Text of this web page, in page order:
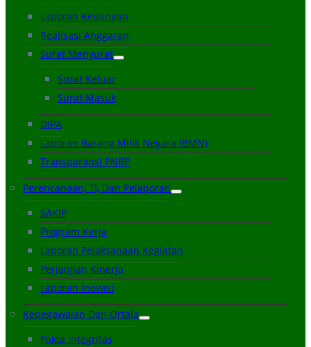
Laporan Keuangan
Realisasi Anggaran
Surat Menyurat
Surat Keluar
Surat Masuk
DIPA
Laporan Barang Milik Negara (BMN)
Transparansi PNBP
Perencanaan, TI, Dan Pelaporan
SAKIP
Program Kerja
Laporan Pelaksanaan Kegiatan
Perjanjian Kinerja
Laporan Inovasi
Kepegawaian Dan Ortala
Pakta Integritas